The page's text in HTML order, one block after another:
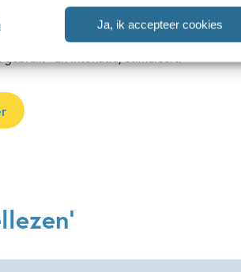
Ja, ik accepteer cookies
een toneelstukje opvoert. Lezers
de dialogen voor. Hierdoor is toneellezen